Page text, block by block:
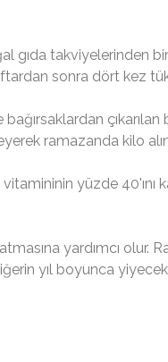
gıda takviyelerinden biri
sonra dört kez
ramazanda kilo
yüzde 40'ını
yardımcı olur.
yıl boyunca